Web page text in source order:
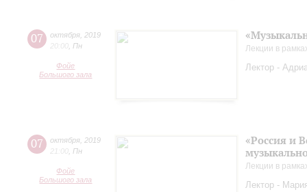
07 октября 2019
20:00 Пн
Фойе
Большого зала
Лекции в
Лектор -
07 октября 2019
21:00 Пн
Фойе
Большого зала
«Россия и
Лекции в
Лектор -